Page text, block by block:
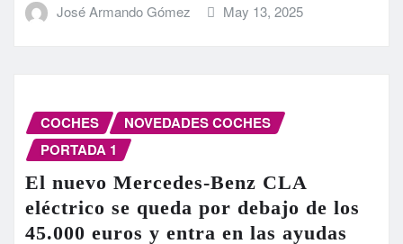
José Armando Gómez May 13, 2025
COCHES
NOVEDADES COCHES
PORTADA 1
El nuevo Mercedes-Benz CLA
eléctrico se queda por debajo de los
45.000 euros y entra en las ayudas